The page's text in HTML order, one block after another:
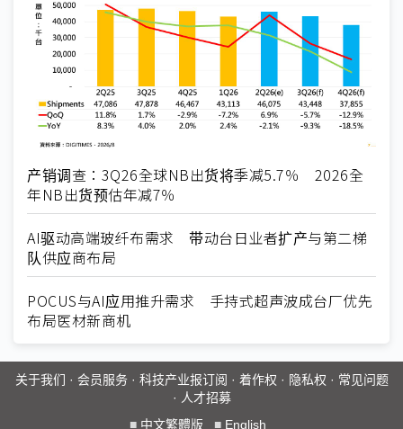
产销调查：3Q26全球NB出货将季减5.7％ 2026全
年NB出货预估年减7％
AI驱动高端玻纤布需求 带动台日业者扩产与第二梯
队供应商布局
POCUS与AI应用推升需求 手持式超声波成台厂优先
布局医材新商机
关于我们 · 会员服务· 科技产业报订阅 · 着作权 · 隐私权 · 常见问题
· 人才招募
■ 中文繁體版 ■ English